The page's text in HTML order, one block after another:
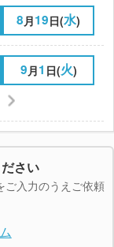
8 月19日(水)
9 月1 日(火)
さい
ご入力のうえご依頼